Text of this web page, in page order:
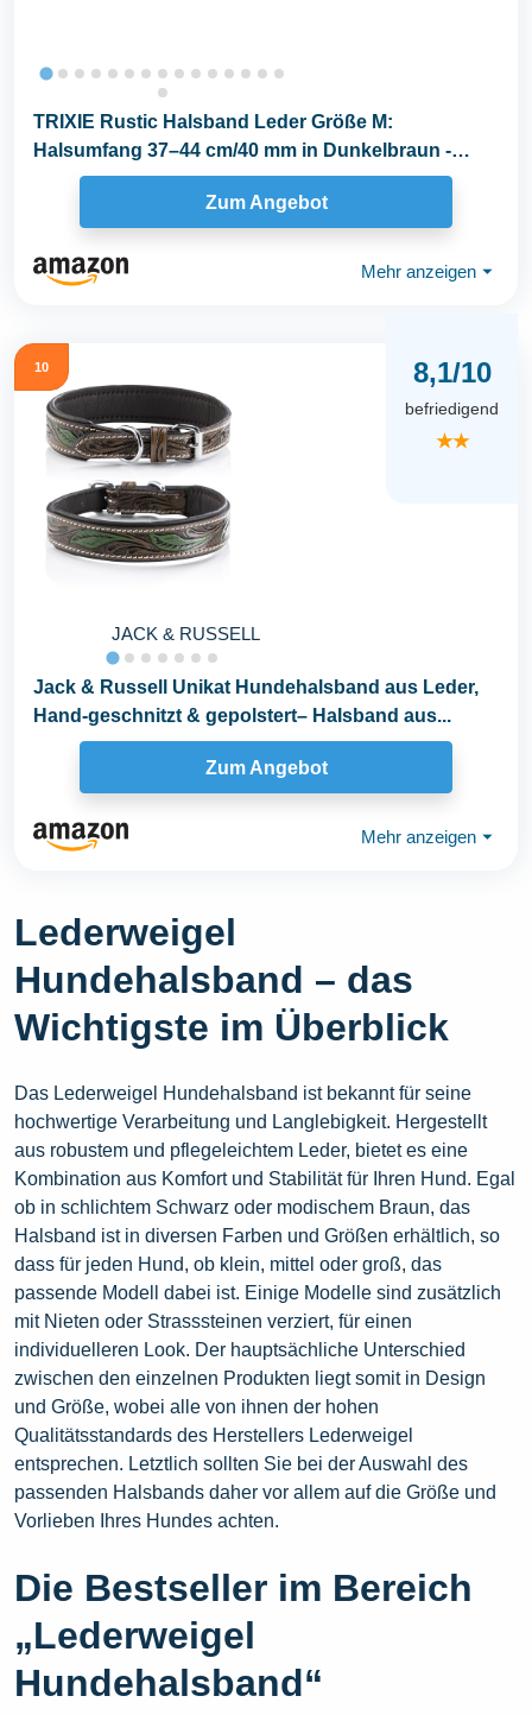
TRIXIE Rustic Halsband Leder Größe M:
Halsumfang 37–44 cm/40 mm in Dunkelbraun -
genähtes...
Zum Angebot
Mehr anzeigen ⏷
10
JACK & RUSSELL
8,1/10
befriedigend
★★
Jack & Russell Unikat Hundehalsband aus Leder,
Hand-geschnitzt & gepolstert– Halsband aus...
Zum Angebot
Mehr anzeigen ⏷
Lederweigel
Hundehalsband – das
Wichtigste im Überblick
Das Lederweigel Hundehalsband ist bekannt für seine
hochwertige Verarbeitung und Langlebigkeit. Hergestellt
aus robustem und pflegeleichtem Leder, bietet es eine
Kombination aus Komfort und Stabilität für Ihren Hund. Egal
ob in schlichtem Schwarz oder modischem Braun, das
Halsband ist in diversen Farben und Größen erhältlich, so
dass für jeden Hund, ob klein, mittel oder groß, das
passende Modell dabei ist. Einige Modelle sind zusätzlich
mit Nieten oder Strasssteinen verziert, für einen
individuelleren Look. Der hauptsächliche Unterschied
zwischen den einzelnen Produkten liegt somit in Design
und Größe, wobei alle von ihnen der hohen
Qualitätsstandards des Herstellers Lederweigel
entsprechen. Letztlich sollten Sie bei der Auswahl des
passenden Halsbands daher vor allem auf die Größe und
Vorlieben Ihres Hundes achten.
Die Bestseller im Bereich
„Lederweigel
Hundehalsband“